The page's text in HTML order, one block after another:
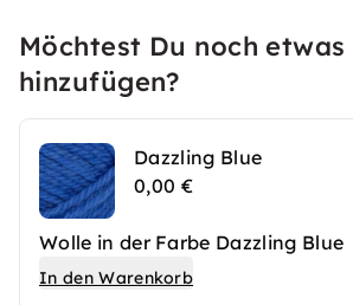
Möchtest Du noch etwas
hinzufügen?
Dazzling Blue
0,00 €
Wolle in der Farbe Dazzling Blue
In den Warenkorb